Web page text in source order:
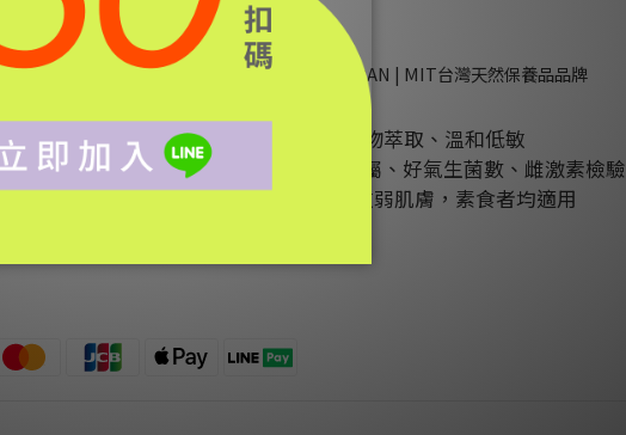
簡單 JAN DAN | MIT台灣天然保養品品牌
植物萃取、溫和低敏
通過SGS重金屬、好氣生菌數、雌激素檢驗
油肌、敏弱肌膚，素食者均適用